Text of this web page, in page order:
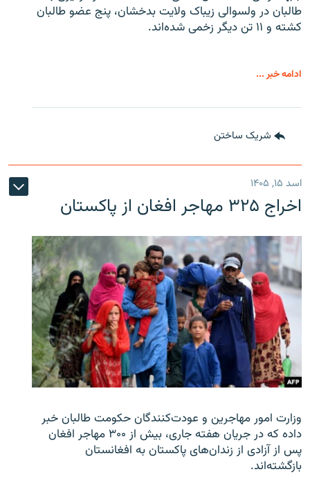
طالبان در ولسوالی زیباک ولایت بدخشان، پنج عضو طالبان
کشته و ۱۱ تن دیگر زخمی شده‌اند.
ادامه خبر ...
شریک ساختن
اسد ۱۵, ۱۴۰۵
اخراج ۳۲۵ مهاجر افغان از پاکستان
وزارت امور مهاجرین و عودت‌کنندگان حکومت طالبان خبر
داده که در جریان هفته جاری، بیش از ۳۰۰ مهاجر افغان
پس از آزادی از زندان‌های پاکستان به افغانستان
بازگشته‌اند.